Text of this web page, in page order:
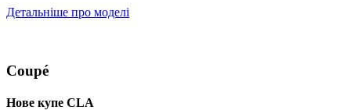
Детальніше про моделі
Coupé
Нове купе CLA